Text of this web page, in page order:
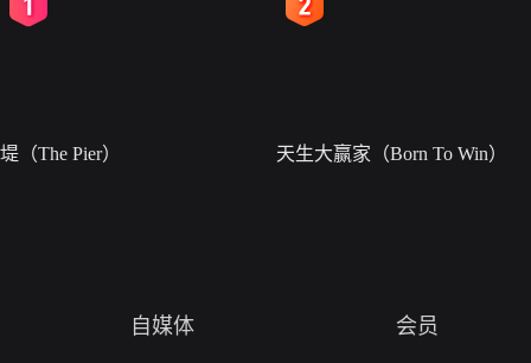
堤（The Pier） 天生大赢家（Born To Win）
自媒体 会员